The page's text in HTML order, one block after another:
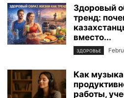
Здоровый
тренд:
вместо...
ЗДОРОВЬЕ
Как музыка
работы,